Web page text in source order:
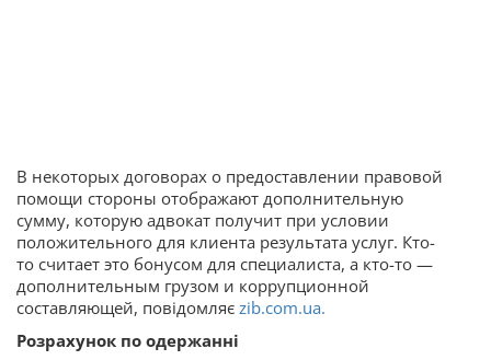
В некоторых договорах о предоставлении правовой
помощи стороны отображают дополнительную
сумму, которую адвокат получит при условии
положительного для клиента результата услуг. Кто-
то считает это бонусом для специалиста, а кто-то —
дополнительным грузом и коррупционной
составляющей, повідомляє zib.com.ua.
Розрахунок по одержанні